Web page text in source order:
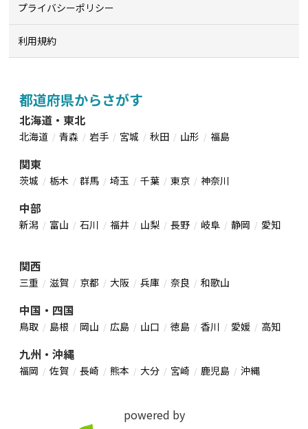
プライバシーポリシー
利用規約
都道府県からさがす
北海道・東北
北海道 青森 岩手 宮城 秋田 山形 福島
関東
茨城 栃木 群馬 埼玉 千葉 東京 神奈川
中部
新潟 富山 石川 福井 山梨 長野 岐阜 静岡 愛知
関西
三重 滋賀 京都 大阪 兵庫 奈良 和歌山
中国・四国
鳥取 島根 岡山 広島 山口 徳島 香川 愛媛 高知
九州・沖縄
福岡 佐賀 長崎 熊本 大分 宮崎 鹿児島 沖縄
powered by